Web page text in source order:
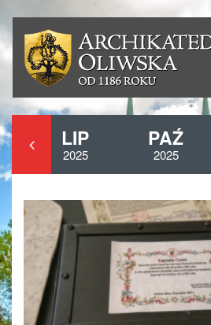
LIP
2025
PAŹ
2025